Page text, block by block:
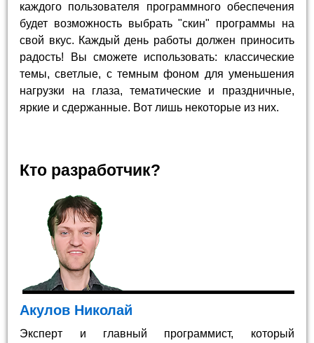
каждого пользователя программного обеспечения
будет возможность выбрать "скин" программы на
свой вкус. Каждый день работы должен приносить
радость! Вы сможете использовать: классические
темы, светлые, с темным фоном для уменьшения
нагрузки на глаза, тематические и праздничные,
яркие и сдержанные. Вот лишь некоторые из них.
Кто разработчик?
Акулов Николай
Эксперт и главный программист, который